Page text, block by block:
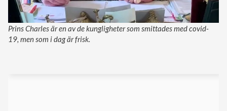
Prins Charles är en av de kungligheter som smittades med covid-
19, men som i dag är frisk.